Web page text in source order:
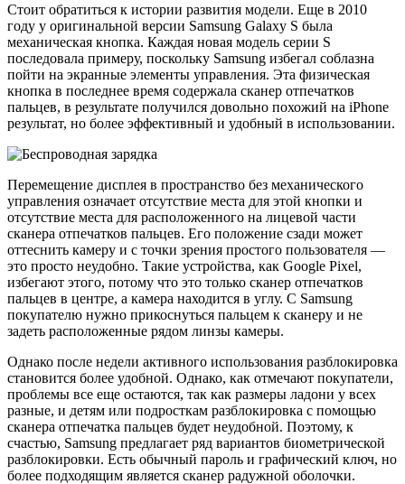
Стоит обратиться к истории развития модели. Еще в 2010
году у оригинальной версии Samsung Galaxy S была
механическая кнопка. Каждая новая модель серии S
последовала примеру, поскольку Samsung избегал соблазна
пойти на экранные элементы управления. Эта физическая
кнопка в последнее время содержала сканер отпечатков
пальцев, в результате получился довольно похожий на iPhone
результат, но более эффективный и удобный в использовании.
Перемещение дисплея в пространство без механического
управления означает отсутствие места для этой кнопки и
отсутствие места для расположенного на лицевой части
сканера отпечатков пальцев. Его положение сзади может
оттеснить камеру и с точки зрения простого пользователя —
это просто неудобно. Такие устройства, как Google Pixel,
избегают этого, потому что это только сканер отпечатков
пальцев в центре, а камера находится в углу. С Samsung
покупателю нужно прикоснуться пальцем к сканеру и не
задеть расположенные рядом линзы камеры.
Однако после недели активного использования разблокировка
становится более удобной. Однако, как отмечают покупатели,
проблемы все еще остаются, так как размеры ладони у всех
разные, и детям или подросткам разблокировка с помощью
сканера отпечатка пальцев будет неудобной. Поэтому, к
счастью, Samsung предлагает ряд вариантов биометрической
разблокировки. Есть обычный пароль и графический ключ, но
более подходящим является сканер радужной оболочки.